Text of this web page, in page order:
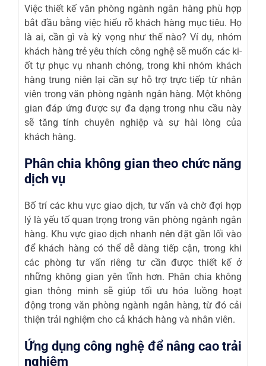
Việc thiết kế văn phòng ngành ngân hàng phù hợp
bắt đầu bằng việc hiểu rõ khách hàng mục tiêu. Họ
là ai, cần gì và kỳ vọng như thế nào? Ví dụ, nhóm
khách hàng trẻ yêu thích công nghệ sẽ muốn các ki-
ốt tự phục vụ nhanh chóng, trong khi nhóm khách
hàng trung niên lại cần sự hỗ trợ trực tiếp từ nhân
viên trong văn phòng ngành ngân hàng. Một không
gian đáp ứng được sự đa dạng trong nhu cầu này
sẽ tăng tính chuyên nghiệp và sự hài lòng của
khách hàng.
Phân chia không gian theo chức năng
dịch vụ
Bố trí các khu vực giao dịch, tư vấn và chờ đợi hợp
lý là yếu tố quan trọng trong văn phòng ngành ngân
hàng. Khu vực giao dịch nhanh nên đặt gần lối vào
để khách hàng có thể dễ dàng tiếp cận, trong khi
các phòng tư vấn riêng tư cần được thiết kế ở
những không gian yên tĩnh hơn. Phân chia không
gian thông minh sẽ giúp tối ưu hóa luồng hoạt
động trong văn phòng ngành ngân hàng, từ đó cải
thiện trải nghiệm cho cả khách hàng và nhân viên.
Ứng dụng công nghệ để nâng cao trải
nghiệm